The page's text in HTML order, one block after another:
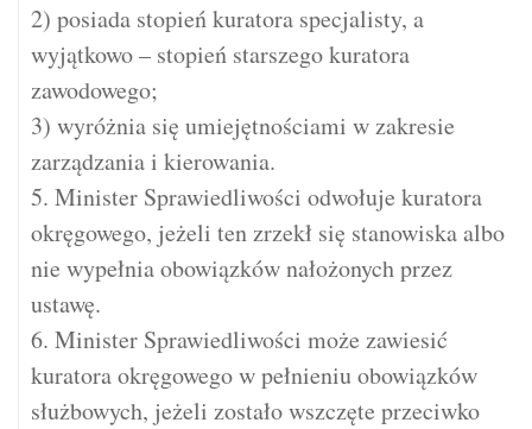
2) posiada stopień kuratora specjalisty, a
wyjątkowo – stopień starszego kuratora
zawodowego;
3) wyróżnia się umiejętnościami w zakresie
zarządzania i kierowania.
5. Minister Sprawiedliwości odwołuje kuratora
okręgowego, jeżeli ten zrzekł się stanowiska albo
nie wypełnia obowiązków nałożonych przez
ustawę.
6. Minister Sprawiedliwości może zawiesić
kuratora okręgowego w pełnieniu obowiązków
służbowych, jeżeli zostało wszczęte przeciwko